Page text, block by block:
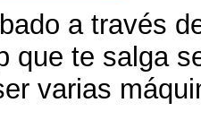
a través
que te salga
varias